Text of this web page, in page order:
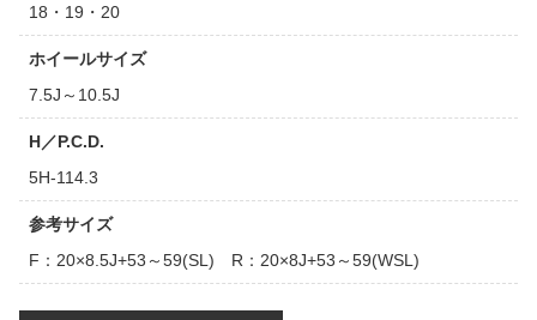
18・19・20
ホイールサイズ
7.5J～10.5J
H／P.C.D.
5H-114.3
参考サイズ
F：20×8.5J+53～59(SL) R：20×8J+53～59(WSL)